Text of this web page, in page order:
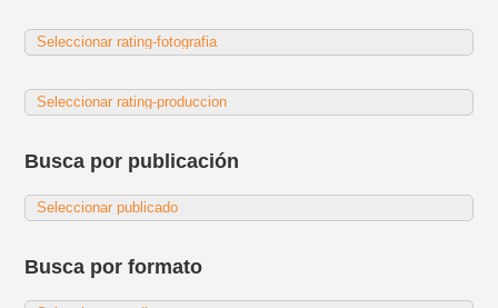
Busca por publicación
Busca por formato